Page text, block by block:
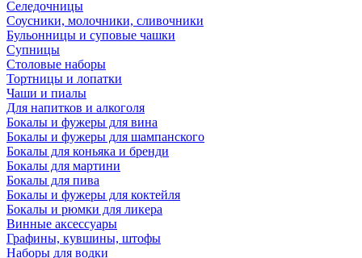
Селедочницы
Соусники, молочники, сливочники
Бульонницы и суповые чашки
Супницы
Столовые наборы
Тортницы и лопатки
Чаши и пиалы
Для напитков и алкоголя
Бокалы и фужеры для вина
Бокалы и фужеры для шампанского
Бокалы для коньяка и бренди
Бокалы для мартини
Бокалы для пива
Бокалы и фужеры для коктейля
Бокалы и рюмки для ликера
Винные аксессуары
Графины, кувшины, штофы
Наборы для водки